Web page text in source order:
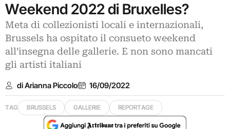
Weekend 2022 di Bruxelles?
Meta di collezionisti locali e internazionali,
Brussels ha ospitato il consueto weekend
all’insegna delle gallerie. E non sono mancati
gli artisti italiani
di Arianna Piccolo 16/09/2022
TAG BRUSSELS GALLERIE REPORTAGE